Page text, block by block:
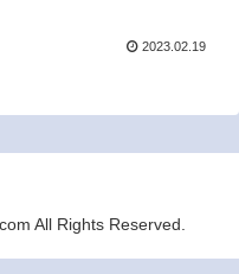
2023.02.19
All Rights Reserved.